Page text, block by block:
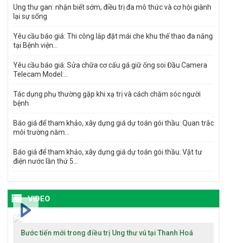
Ung thư gan: nhận biết sớm, điều trị đa mô thức và cơ hội giành
lại sự sống
Yêu cầu báo giá: Thi công lắp đặt mái che khu thế thao đa năng
tại Bệnh viện...
Yêu cầu báo giá: Sửa chữa cơ cấu gá giữ ống soi Đầu Camera
Telecam Model:...
Tác dụng phụ thường gặp khi xạ trị và cách chăm sóc người
bệnh
Báo giá để tham khảo, xây dựng giá dự toán gói thầu: Quan trắc
môi trường năm...
Báo giá để tham khảo, xây dựng giá dự toán gói thầu: Vật tư
điện nước lần thứ 5...
VIDEO
Bước tiến mới trong điều trị Ung thư vú tại Thanh Hoá